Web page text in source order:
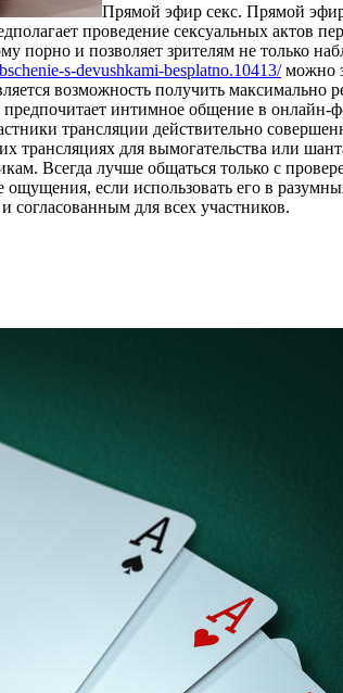
Прямой эфир секс. Прямой
проведение сексуальных актов
порно и позволяет зрителям не только
s-devushkami-besplatno.10413/можно
возможность получить максимально
интимное общение в онлайн-
трансляции действительно
трансляциях для вымогательства или
Всегда лучше общаться только с
если использовать его в
для всех участников.